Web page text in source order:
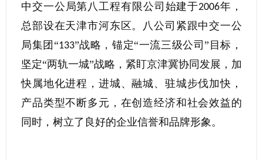
中交一公局第八工程有限公司始建于2006年，
总部设在天津市河东区。八公司紧跟中交一公
局集团“133”战略，锚定“一流三级公司”目标，
坚定“两轨一城”战略，紧盯京津冀协同发展，加
快属地化进程，进城、融城、驻城步伐加快，
产品类型不断多元，在创造经济和社会效益的
同时，树立了良好的企业信誉和品牌形象。